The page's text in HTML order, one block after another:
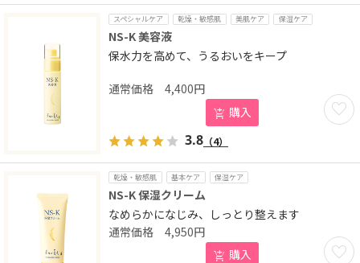
スペシャルケア 乾燥・敏感肌 美肌ケア 保湿ケア
NS-K 美容液
保水力を高めて、うるおいをキープ
お気
4,400円
購入
3.8 （4）
乾燥・敏感肌 基本ケア 保湿ケア
NS-K 保湿クリーム
なめらかになじみ、しっとり整えます
お気
4,950円
購入